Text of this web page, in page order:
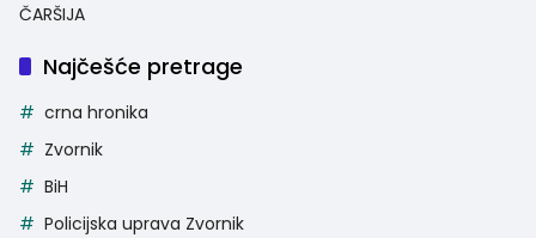
ČARŠIJA
Najčešće pretrage
crna hronika
Zvornik
BiH
Policijska uprava Zvornik